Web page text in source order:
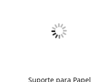
Suporte para Papel